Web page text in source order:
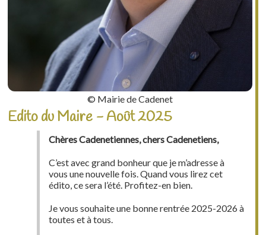
© Mairie de Cadenet
Edito du Maire - Août 2025
Chères Cadenetiennes, chers Cadenetiens,
C’est avec grand bonheur que je m’adresse à
vous une nouvelle fois. Quand vous lirez cet
édito, ce sera l’été. Profitez-en bien.
Je vous souhaite une bonne rentrée 2025-2026 à
toutes et à tous.